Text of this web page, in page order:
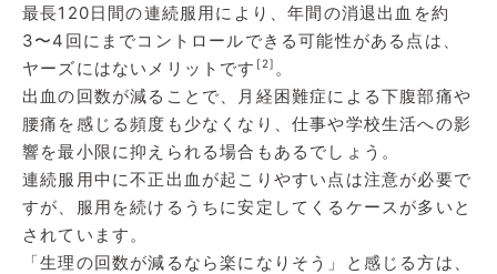
最長120日間の連続服用により、年間の消退出血を約
3〜4回にまでコントロールできる可能性がある点は、
ヤーズにはないメリットです [2] 。
出血の回数が減ることで、月経困難症による下腹部痛や
腰痛を感じる頻度も少なくなり、仕事や学校生活への影
響を最小限に抑えられる場合もあるでしょう。
連続服用中に不正出血が起こりやすい点は注意が必要で
すが、服用を続けるうちに安定してくるケースが多いと
されています。
「生理の回数が減るなら楽になりそう」と感じる方は、